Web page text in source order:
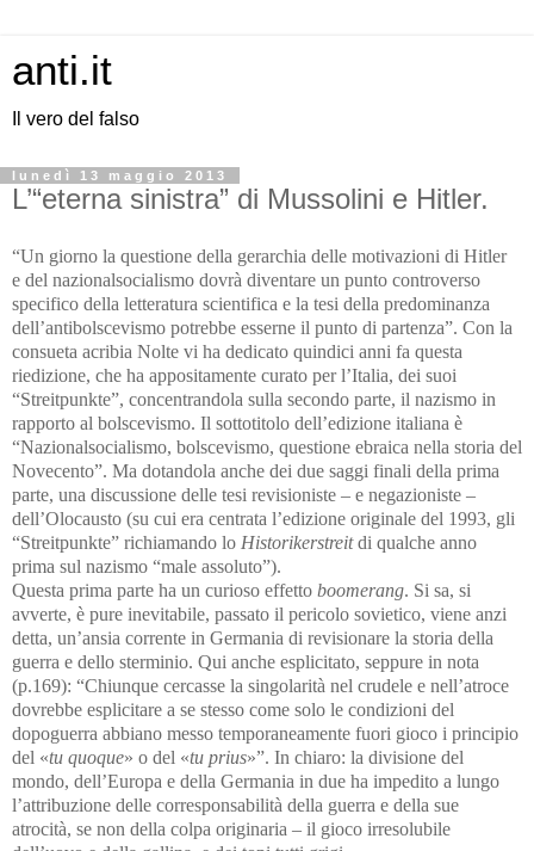
anti.it
Il vero del falso
lunedì 13 maggio 2013
L’“eterna sinistra” di Mussolini e Hitler.
“Un giorno la questione della gerarchia delle motivazioni di Hitler
e del nazionalsocialismo dovrà diventare un punto controverso
specifico della letteratura scientifica e la tesi della predominanza
dell’antibolscevismo potrebbe esserne il punto di partenza”. Con la
consueta acribia Nolte vi ha dedicato quindici anni fa questa
riedizione, che ha appositamente curato per l’Italia, dei suoi
“Streitpunkte”, concentrandola sulla secondo parte, il nazismo in
rapporto al bolscevismo. Il sottotitolo dell’edizione italiana è
“Nazionalsocialismo, bolscevismo, questione ebraica nella storia del
Novecento”. Ma dotandola anche dei due saggi finali della prima
parte, una discussione delle tesi revisioniste – e negazioniste –
dell’Olocausto (su cui era centrata l’edizione originale del 1993, gli
“Streitpunkte” richiamando lo Historikerstreitdi qualche anno
prima sul nazismo “male assoluto”).
Questa prima parte ha un curioso effetto boomerang. Si sa, si
avverte, è pure inevitabile, passato il pericolo sovietico, viene anzi
detta, un’ansia corrente in Germania di revisionare la storia della
guerra e dello sterminio. Qui anche esplicitato, seppure in nota
(p.169): “Chiunque cercasse la singolarità nel crudele e nell’atroce
dovrebbe esplicitare a se stesso come solo le condizioni del
dopoguerra abbiano messo temporaneamente fuori gioco i principio
del «tu quoque» o del «tu prius»”. In chiaro: la divisione del
mondo, dell’Europa e della Germania in due ha impedito a lungo
l’attribuzione delle corresponsabilità della guerra e della sue
atrocità, se non della colpa originaria – il gioco irresolubile